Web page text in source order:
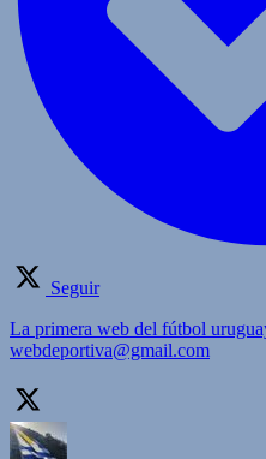
Seguir
La primera web del fútbol
webdeportiva@gmail.com